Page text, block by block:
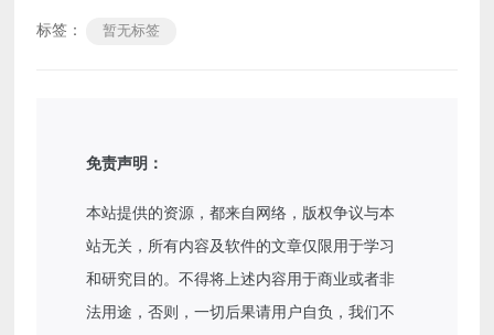
标签： 暂无标签
免责声明：
本站提供的资源，都来自网络，版权争议与本
站无关，所有内容及软件的文章仅限用于学习
和研究目的。不得将上述内容用于商业或者非
法用途，否则，一切后果请用户自负，我们不